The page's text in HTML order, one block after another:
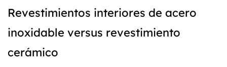
Revestimientos interiores de acero
inoxidable versus revestimiento
cerámico